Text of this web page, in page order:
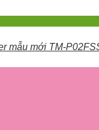
mẫu mới TM-